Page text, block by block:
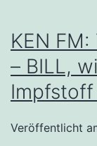
KEN
– BILL,
Veröffentlicht